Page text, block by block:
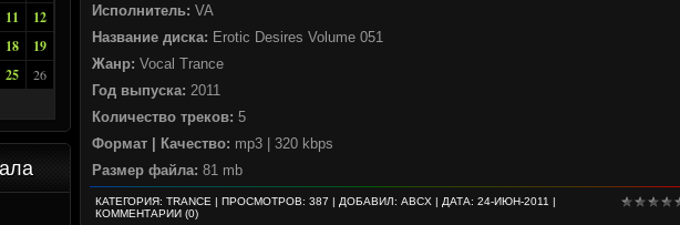
11 12
18
19
25 26
Исполнитель: VA
Название диска: Erotic Desires Volume 051
Жанр: Vocal Trance
Год выпуска: 2011
Количество треков: 5
Формат | Качество: mp3 | 320 kbps
Размер файла: 81 mb
КАТЕГОРИЯ: TRANCE | ПРОСМОТРОВ: 387 | ДОБАВИЛ: ABCX | ДАТА: 24-ИЮН-2011 |
КОММЕНТАРИИ (0)